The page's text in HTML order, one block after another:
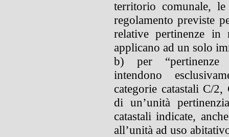
territorio comunale,
regolamento previste
relative pertinenze in
applicano ad un solo
b) per “pertinenze
intendono
categorie catastali C/
di un’unità
catastali indicate,
all’unità ad uso